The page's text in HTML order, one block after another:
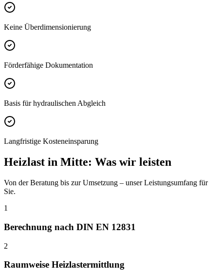
Keine Überdimensionierung
Förderfähige Dokumentation
Basis für hydraulischen Abgleich
Langfristige Kosteneinsparung
Heizlast in Mitte: Was wir leisten
Von der Beratung bis zur Umsetzung – unser Leistungsumfang für
Sie.
1
Berechnung nach DIN EN 12831
2
Raumweise Heizlastermittlung